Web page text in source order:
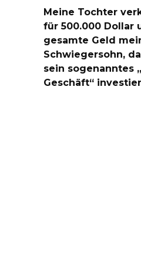
Meine Tochter
für 500.000 Dollar
gesamte Geld
Schwiegersohn,
sein sogenanntes
Geschäft“